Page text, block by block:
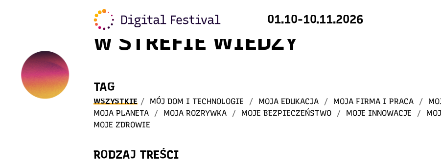
01.10-10.11.2026
Witaj
w STREFIE WIEDZY
TAG
WSZYSTKIE / MÓJ DOM I TECHNOLOGIE / MOJA EDUKACJA / MOJA FIRMA I PRACA /
MOJA PLANETA
/ MOJA ROZRYWKA / MOJE BEZPIECZEŃSTWO / MOJE INNOWACJE /
MOJE ZDROWIE
RODZAJ TREŚCI